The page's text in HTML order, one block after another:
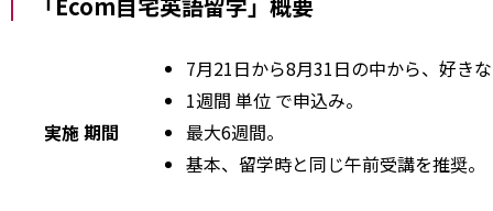
実施期間
7月21日から8月31日の中から、好き
1週間 単位 で申込み。
最大6週間。
基本、留学時と同じ午前受講を推奨。